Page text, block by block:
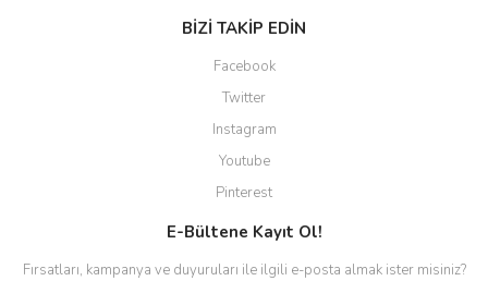
BİZİ TAKİP EDİN
Facebook
Twitter
Instagram
Youtube
Pinterest
E-Bültene Kayıt Ol!
Fırsatları, kampanya ve duyuruları ile ilgili e-posta almak ister misiniz?